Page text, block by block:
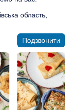
область,
Подзвонити